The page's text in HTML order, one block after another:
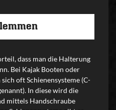
dass man die Halterung
Bei Kajak Booten oder
oft Schienensysteme (C-
In diese wird die
mittels Handschraube